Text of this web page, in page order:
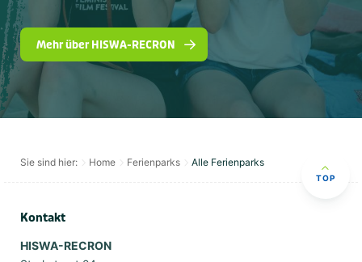
Mehr über HISWA-RECRON
Sie sind hier: Home Ferienparks Alle Ferienparks
TOP
Kontakt
HISWA-RECRON